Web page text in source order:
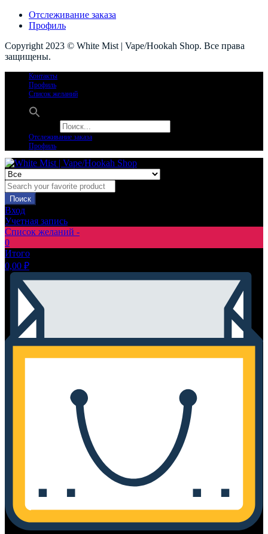
Отслеживание заказа
Профиль
Copyright 2023 © White Mist | Vape/Hookah Shop. Все права
защищены.
Контакты
Профиль
Список желаний
Отслеживание заказа
Профиль
Поиск
Вход
Учетная запись
Список желаний -
0
Итого
0,00 ₽